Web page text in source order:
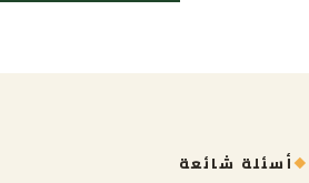
أسئلة شائعة